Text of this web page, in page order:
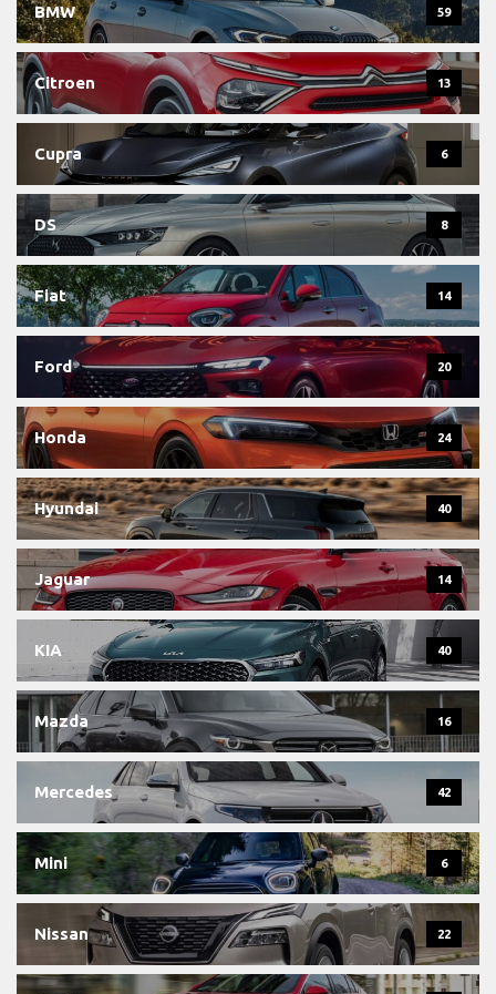
BMW 59
Citroen 13
Cupra 6
DS 8
Fiat 14
Ford 20
Honda 24
Hyundai 40
Jaguar 14
KIA 40
Mazda 16
Mercedes 42
Mini 6
Nissan 22